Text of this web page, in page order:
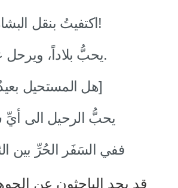
اكتفيتُ بنقل البشارة!
يحبُّ بلاداً، ويرحل عنها.
[هل المستحيل بعيدٌ؟]
يحبُّ الرحيل الى
ففي السَفَر الحُرِّ بين
قد يجد الباحثون عن